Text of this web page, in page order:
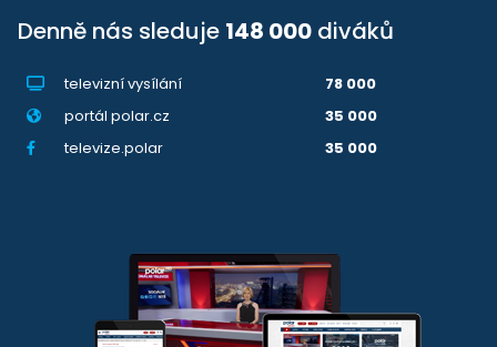
Denně nás sleduje 148 000 diváků
televizní vysílání
78 000
portál polar.cz
35 000
televize.polar
35 000